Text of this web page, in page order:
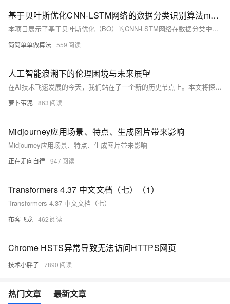
基于贝叶斯优化CNN-LSTM网络的数据分类识别算法matlab仿真
本项目展示了基于贝叶斯优化（BO）的CNN-LSTM网络在数据分类中的应用。通过MATLAB 2022a实现，优化前后效果对比明显。核心代码附带中文注释和操作视频，涵盖BO、CNN、LSTM理论，特别是BO优化CNN-LSTM网络的batchsize和学习率，显著提升模型性能。
简简单单做算法 559
人工智能浪潮下的伦理困境与未来展望
在AI技术飞速发展的今天，我们站在了一个新的历史节点上。本文将探讨人工智能带来的伦理挑战，并展望未来可能的发展路径。我们将从AI技术的本质出发，分析其对社会、工作和人际关系的影响，进而深入讨论如何平衡技术进步与人类价值的关系，最后提出对未来AI发展的展望和建议。
萝卜带泥 863
Midjourney应用场景、特点、生成图片带来影响
Midjourney应用场景、特点、生成图片带来影响
正在走向自律 947
Transformers 4.37 中文文档（七）（1）
Transformers 4.37 中文文档（七）
布客飞龙 462
Chrome HSTS异常导致无法访问HTTPS网页
技术小胖子 7890
热门文章 最新文章